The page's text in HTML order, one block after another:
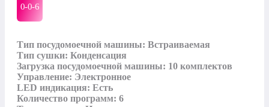
0-0-6
Тип посудомоечной машины: Встраиваемая
Тип сушки: Конденсация
Загрузка посудомоечной машины: 10 комплектов
Управление: Электронное
LED индикация: Есть
Количество программ: 6